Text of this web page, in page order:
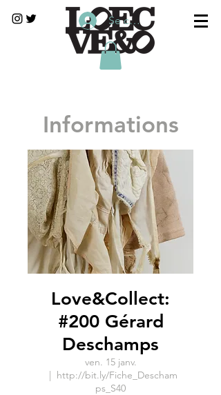
Se connecter
Informations
Love&Collect:
#200 Gérard
Deschamps
ven. 15 janv.
  |
http://bit.ly/Fiche_Descham
ps_S40